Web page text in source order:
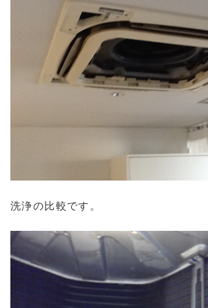
洗浄の比較です。